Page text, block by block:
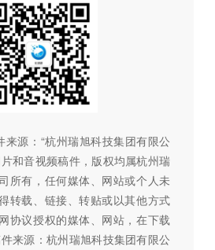
源：“杭州瑞旭科技集团有限公
和音视频稿件，版权均属杭州瑞
所有，任何媒体、网站或个人未
转载、链接、转贴或以其他方式
协议授权的媒体、网站，在下载
来源：杭州瑞旭科技集团有限公